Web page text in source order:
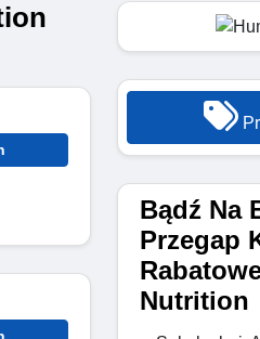
Bądź Na
Przegap
Nutrition